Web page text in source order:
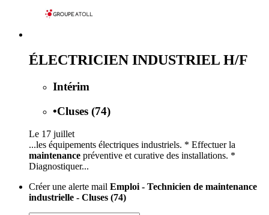
ÉLECTRICIEN INDUSTRIEL H/F
Intérim
•Cluses (74)
Le 17 juillet
...les équipements électriques industriels. * Effectuer la
maintenance préventive et curative des installations. *
Diagnostiquer...
Créer une alerte mail Emploi - Technicien de maintenance
industrielle - Cluses (74)